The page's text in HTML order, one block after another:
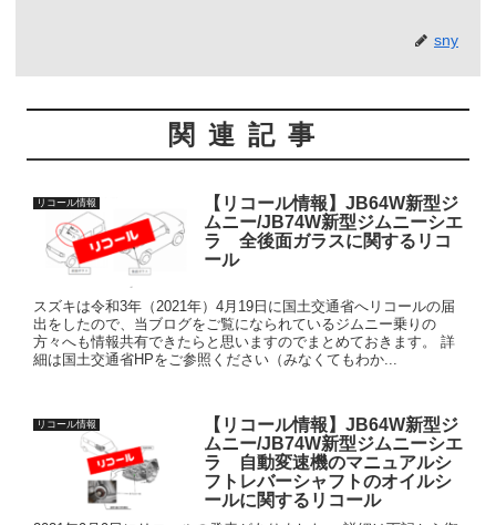
sny
関連記事
リコール情報
【リコール情報】JB64W新型ジ
ムニー/JB74W新型ジムニーシエ
ラ 全後面ガラスに関するリコ
ール
スズキは令和3年（2021年）4月19日に国土交通省へリコールの届
出をしたので、当ブログをご覧になられているジムニー乗りの
方々へも情報共有できたらと思いますのでまとめておきます。 詳
細は国土交通省HPをご参照ください（みなくてもわか...
リコール情報
【リコール情報】JB64W新型ジ
ムニー/JB74W新型ジムニーシエ
ラ 自動変速機のマニュアルシ
フトレバーシャフトのオイルシ
ールに関するリコール